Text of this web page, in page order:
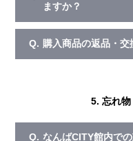
ますか？
Q. 購入商品の返品・交
5. 忘れ
Q. なんばCITY館内で